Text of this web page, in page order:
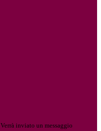
Verrà inviato un messaggio